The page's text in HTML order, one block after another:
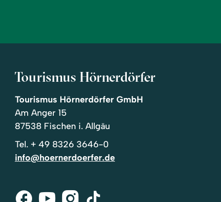
Tourismus Hörnerdörfer
Tourismus Hörnerdörfer GmbH
Am Anger 15
87538 Fischen i. Allgäu
Tel. + 49 8326 3646-0
info@hoernerdoerfer.de
Facebook
Youtube
Instagram
Tik-